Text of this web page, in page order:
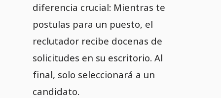
diferencia crucial: Mientras te
postulas para un puesto, el
reclutador recibe docenas de
solicitudes en su escritorio. Al
final, solo seleccionará a un
candidato.